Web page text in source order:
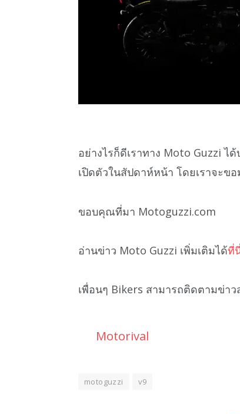
อย่างไรก็ดีเราทาง Moto Guzzi ไ
เปิดตัวในสัปดาห์หน้า โดยเราจะข
ขอบคุณที่มา Motoguzzi.com
อ่านข่าว Moto Guzzi เพิ่มเติมได้ที่
เพื่อนๆ Bikers สามารถติดตามข่าว
Motorival
motoguzzi v9